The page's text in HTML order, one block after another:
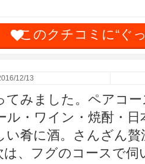
このクチコミに“ぐ
12/13
てみました。ペアコ
ル・ワイン・焼酎・
い肴に酒。さんざん
は、フグのコースで伺